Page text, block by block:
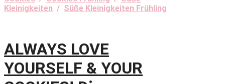
Kleinigkeiten / Süße Kleinigkeiten Frühling
ALWAYS LOVE
YOURSELF & YOUR